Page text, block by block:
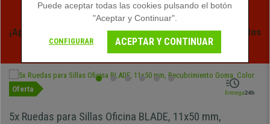
¡Aprovecha las Rebajas de Verano en Ofisillas! Descuentos
Exclusivos por Tiempo Limitado - Ver Promo
Oferta
5x Ruedas para Sillas Oficina BLADE, 11x50 mm,
Puede aceptar todas las cookies pulsando el botón
"Aceptar y Continuar".
CONFIGURAR ACEPTAR Y CONTINUAR